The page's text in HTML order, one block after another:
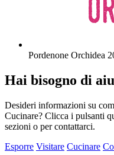
Pordenone Orchidea
Hai bisogno di
Desideri informazioni su
Cucinare? Clicca i pulsanti
sezioni o per contattarci.
Esporre Visitare Cucinare